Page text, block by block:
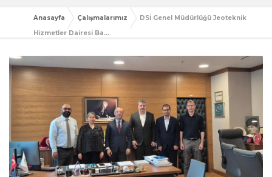
Anasayfa Çalışmalarımız
DSİ Genel Müdürlüğü Jeoteknik
Hizmetler Dairesi Ba...